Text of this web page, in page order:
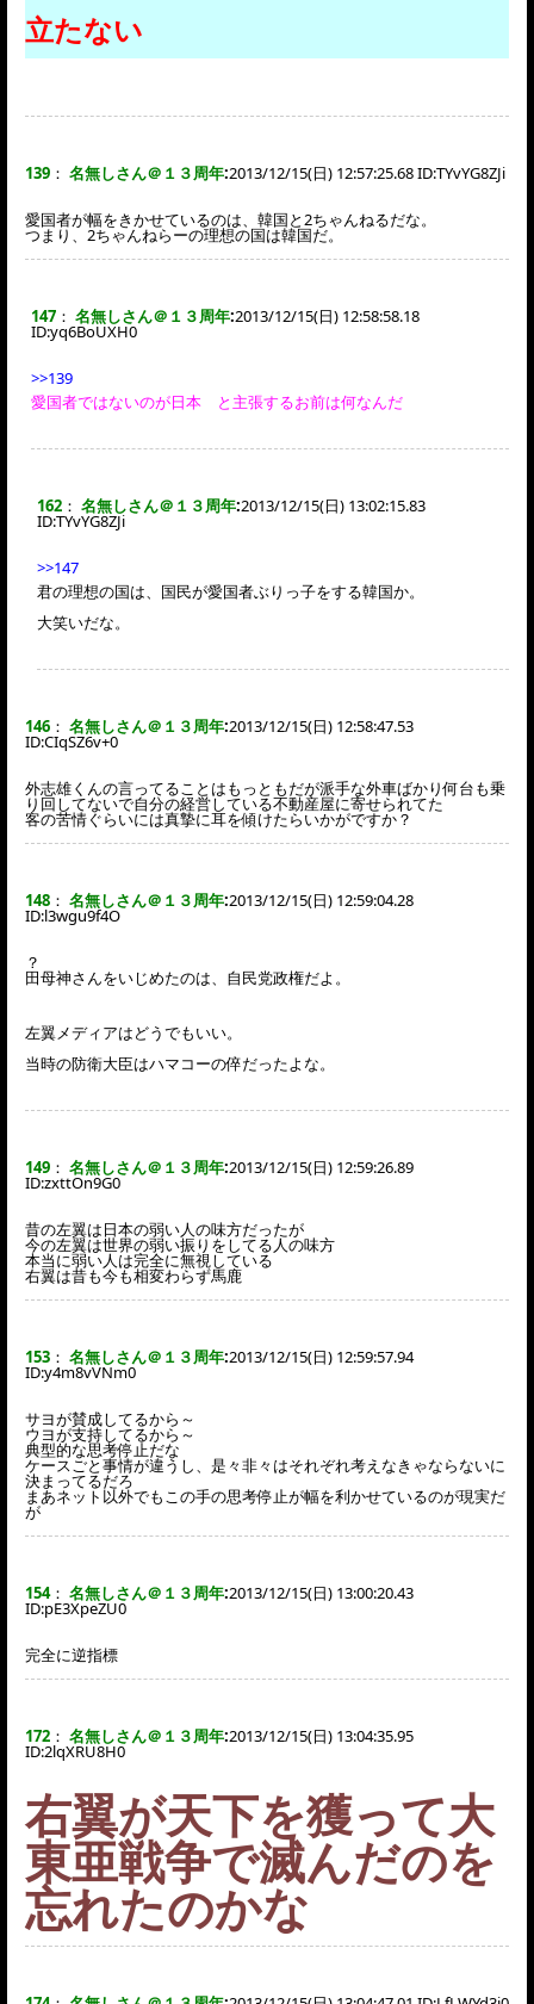
立たない
139 ： 名無しさん＠１３周年:2013/12/15(日) 12:57:25.68 ID:TYvYG8ZJi
愛国者が幅をきかせているのは、韓国と2ちゃんねるだな。
つまり、2ちゃんねらーの理想の国は韓国だ。
147 ： 名無しさん＠１３周年:2013/12/15(日) 12:58:58.18
ID:yq6BoUXH0
>>139
愛国者ではないのが日本 と主張するお前は何なんだ
162 ： 名無しさん＠１３周年:2013/12/15(日) 13:02:15.83
ID:TYvYG8ZJi
>>147
君の理想の国は、国民が愛国者ぶりっ子をする韓国か。
大笑いだな。
146 ： 名無しさん＠１３周年:2013/12/15(日) 12:58:47.53
ID:CIqSZ6v+0
外志雄くんの言ってることはもっともだが派手な外車ばかり何台も乗
り回してないで自分の経営している不動産屋に寄せられてた
客の苦情ぐらいには真摯に耳を傾けたらいかがですか？
148 ： 名無しさん＠１３周年:2013/12/15(日) 12:59:04.28
ID:l3wgu9f4O
？
田母神さんをいじめたのは、自民党政権だよ。
左翼メディアはどうでもいい。
当時の防衛大臣はハマコーの倅だったよな。
149 ： 名無しさん＠１３周年:2013/12/15(日) 12:59:26.89
ID:zxttOn9G0
昔の左翼は日本の弱い人の味方だったが
今の左翼は世界の弱い振りをしてる人の味方
本当に弱い人は完全に無視している
右翼は昔も今も相変わらず馬鹿
153 ： 名無しさん＠１３周年:2013/12/15(日) 12:59:57.94
ID:y4m8vVNm0
サヨが賛成してるから～
ウヨが支持してるから～
典型的な思考停止だな
ケースごと事情が違うし、是々非々はそれぞれ考えなきゃならないに
決まってるだろ
まあネット以外でもこの手の思考停止が幅を利かせているのが現実だ
が
154： 名無しさん＠１３周年:2013/12/15(日) 13:00:20.43
ID:pE3XpeZU0
完全に逆指標
172 ： 名無しさん＠１３周年:2013/12/15(日) 13:04:35.95
ID:2lqXRU8H0
右翼が天下を獲って大
東亜戦争で滅んだのを
忘れたのかな